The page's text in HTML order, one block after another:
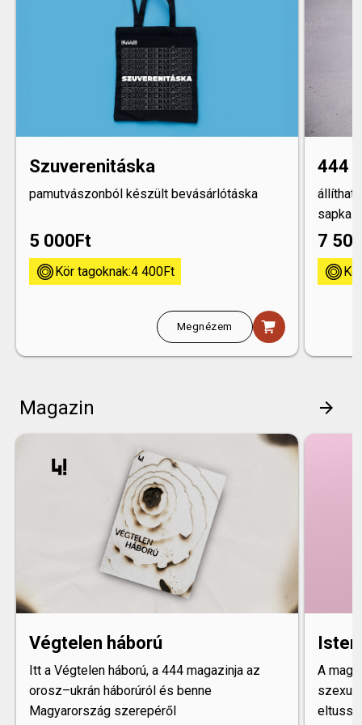
Szuverenitáska
pamutvászonból készült bevásárlótáska
5 000Ft
korKör tagoknak:4 400Ft
Megnézem shopping_cart
444
sapka
7
kor
Magazin arrow_forward
Végtelen háború
Itt a Végtelen háború, a 444 magazinja az
orosz–ukrán háborúról és benne
Magyarország szerepéről
A